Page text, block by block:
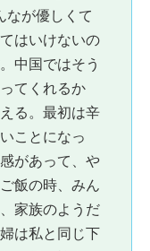
なが優しくて
はいけないの
中国ではそう
てくれるか
る。最初は辛
ことになっ
があって、や
飯の時、みん
家族のようだ
は私と同じ下